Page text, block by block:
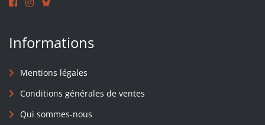
Informations
Mentions légales
Conditions générales de ventes
Qui sommes-nous